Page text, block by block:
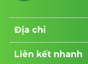
Địa chỉ
Liên kết nhanh